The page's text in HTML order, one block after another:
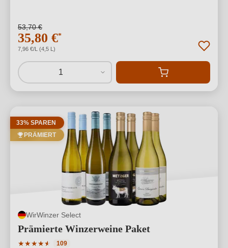
53,70 €
35,80 €*
7,96 €/L (4,5 L)
1
33% SPAREN
PRÄMIERT
WirWinzer Select
Prämierte Winzerweine Paket
★★★★★
★
Durchschnittliche Bewertung von 4.75 von 5 Sternen
109